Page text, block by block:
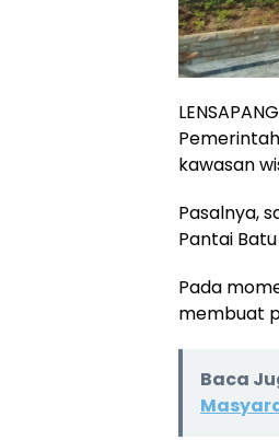
kawasan
Pasalnya,
Pantai
Pada
membuat
Baca